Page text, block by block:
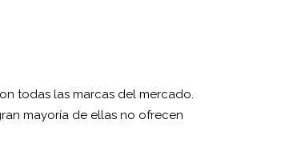
todas las marcas del mercado.
mayoría de ellas no ofrecen